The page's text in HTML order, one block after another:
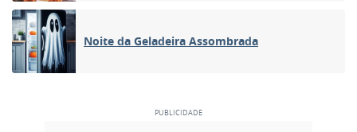
Noite da Geladeira Assombrada